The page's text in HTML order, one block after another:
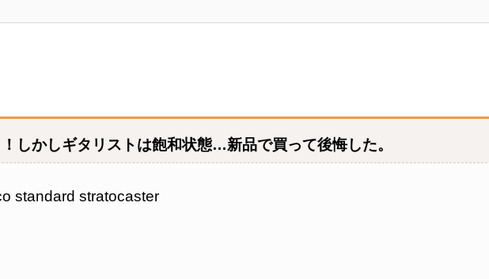
しかしギタリストは飽和状態…新品で買って後悔した。
standard stratocaster